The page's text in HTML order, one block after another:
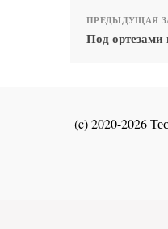
ПРЕДЫДУЩАЯ
Под
(c) 2020-2026